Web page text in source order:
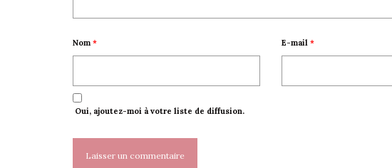
Nom * E-mail *
Oui, ajoutez-moi à votre liste de diffusion.